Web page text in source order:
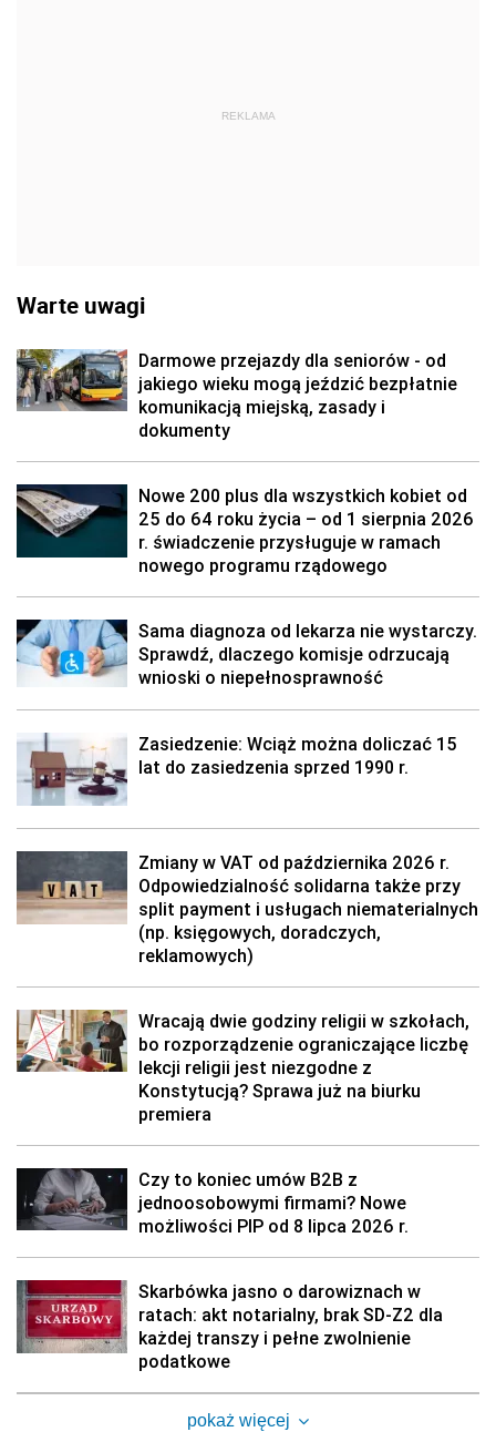
REKLAMA
Warte uwagi
Darmowe przejazdy dla seniorów - od
jakiego wieku mogą jeździć bezpłatnie
komunikacją miejską, zasady i
dokumenty
Nowe 200 plus dla wszystkich kobiet od
25 do 64 roku życia – od 1 sierpnia 2026
r. świadczenie przysługuje w ramach
nowego programu rządowego
Sama diagnoza od lekarza nie wystarczy.
Sprawdź, dlaczego komisje odrzucają
wnioski o niepełnosprawność
Zasiedzenie: Wciąż można doliczać 15
lat do zasiedzenia sprzed 1990 r.
Zmiany w VAT od października 2026 r.
Odpowiedzialność solidarna także przy
split payment i usługach niematerialnych
(np. księgowych, doradczych,
reklamowych)
Wracają dwie godziny religii w szkołach,
bo rozporządzenie ograniczające liczbę
lekcji religii jest niezgodne z
Konstytucją? Sprawa już na biurku
premiera
Czy to koniec umów B2B z
jednoosobowymi firmami? Nowe
możliwości PIP od 8 lipca 2026 r.
Skarbówka jasno o darowiznach w
ratach: akt notarialny, brak SD-Z2 dla
każdej transzy i pełne zwolnienie
podatkowe
pokaż więcej